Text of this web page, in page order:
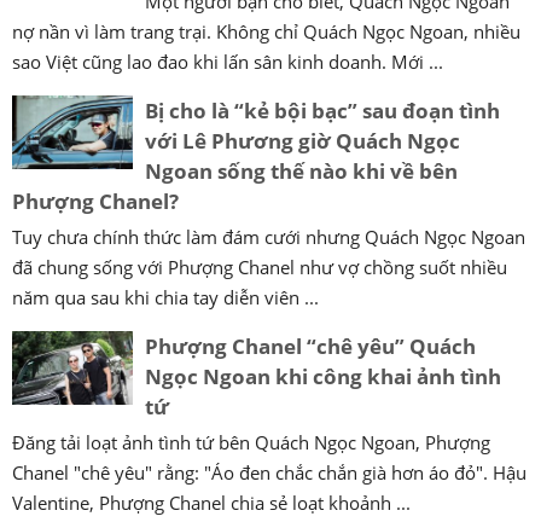
nợ nần vì làm trang trại. Không chỉ Quách Ngọc Ngoan, nhiều
sao Việt cũng lao đao khi lấn sân kinh doanh. Mới ...
Bị cho là “kẻ bội bạc” sau đoạn tình
với Lê Phương giờ Quách Ngọc
Ngoan sống thế nào khi về bên
Phượng Chanel?
Tuy chưa chính thức làm đám cưới nhưng Quách Ngọc Ngoan
đã chung sống với Phượng Chanel như vợ chồng suốt nhiều
năm qua sau khi chia tay diễn viên ...
Phượng Chanel “chê yêu” Quách
Ngọc Ngoan khi công khai ảnh tình
tứ
Đăng tải loạt ảnh tình tứ bên Quách Ngọc Ngoan, Phượng
Chanel "chê yêu" rằng: "Áo đen chắc chắn già hơn áo đỏ". Hậu
Valentine, Phượng Chanel chia sẻ loạt khoảnh ...